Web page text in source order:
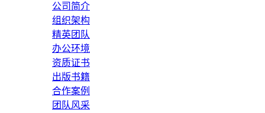
公司简介
组织架构
精英团队
办公环境
资质证书
出版书籍
合作案例
团队风采